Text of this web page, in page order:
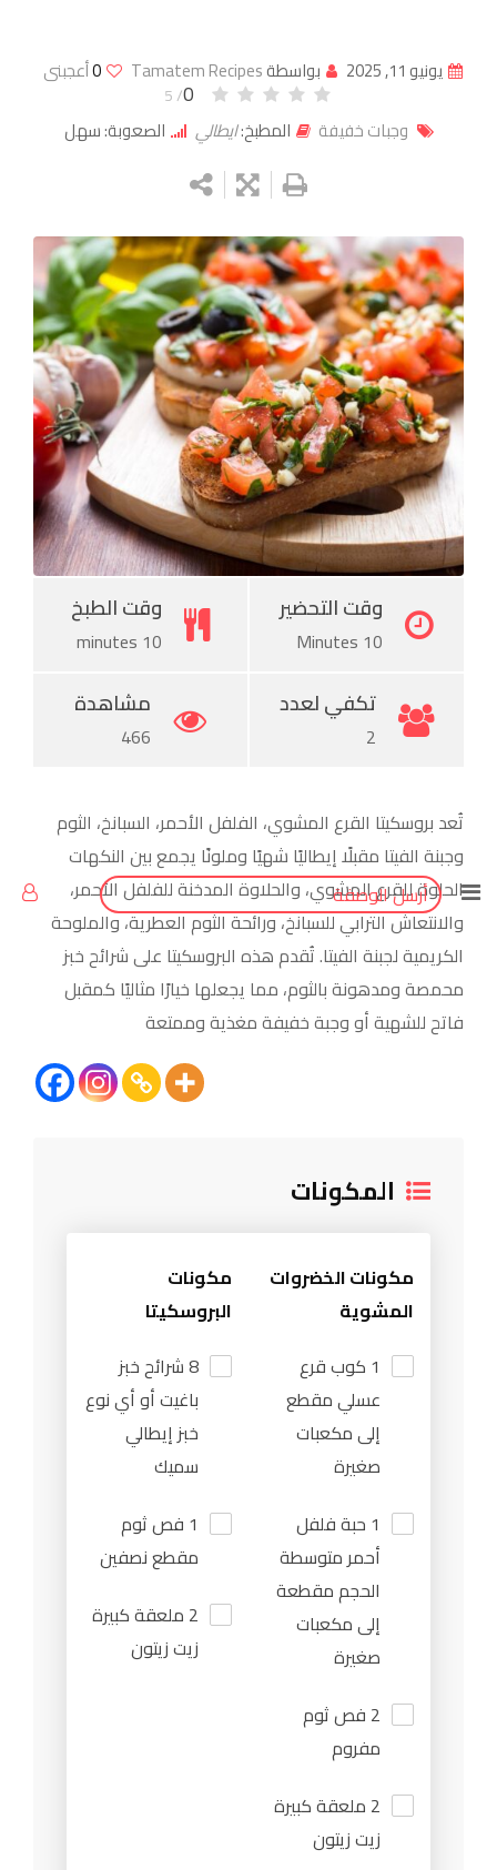
أرسل الوصفة
يونيو 11, 2025 بواسطةTamatem Recipes
0أعجبنى
/ 5
وجبات خفيفة المطبخ:ايطالي الصعوبة: سهل
Google+
LinkedIn
Whatsapp
StumbleUpon
Tumblr
Pinterest
وقت التحضير
10 Minutes
وقت الطبخ
10 minutes
تكفي لعدد مشاهدة
466
تُعد بروسكيتا القرع المشوي، الفلفل الأحمر، السبانخ، الثوم
وجبنة الفيتا مقبلًا إيطاليًا شهيًا وملونًا يجمع بين النكهات
الحلوة للقرع المشوي، والحلاوة المدخنة للفلفل الأحمر،
والانتعاش الترابي للسبانخ، ورائحة الثوم العطرية، والملوحة
الكريمية لجبنة الفيتا. تُقدم هذه البروسكيتا على شرائح خبز
محمصة ومدهونة بالثوم، مما يجعلها خيارًا مثاليًا كمقبل
فاتح للشهية أو وجبة خفيفة مغذية وممتعة
المكونات
مكونات الخضروات
المشوية
1 كوب قرع
عسلي مقطع
إلى مكعبات
صغيرة
1 حبة فلفل
أحمر متوسطة
الحجم مقطعة
إلى مكعبات
صغيرة
2 فص ثوم
مفروم
2 ملعقة كبيرة
زيت زيتون
مكونات
البروسكيتا
8 شرائح خبز
باغيت أو أي نوع
خبز إيطالي
سميك
1 فص ثوم
مقطع نصفين
2 ملعقة كبيرة
زيت زيتون